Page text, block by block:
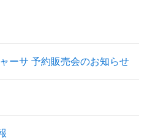
ーサ 予約販売会のお知らせ